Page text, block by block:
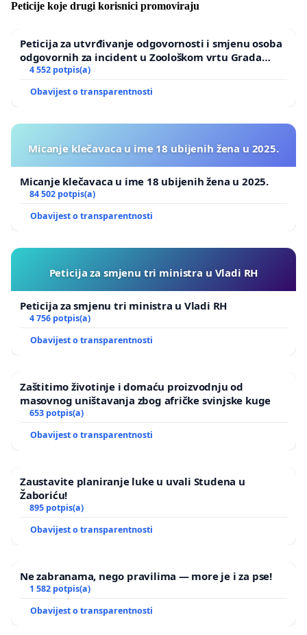
Peticije koje drugi korisnici promoviraju
Peticija za utvrđivanje odgovornosti i smjenu osoba
odgovornih za incident u Zoološkom vrtu Grada
Zagreba
4 552 potpis(a)
Obavijest o transparentnosti
Micanje klečavaca u ime 18 ubijenih žena u 2025.
Micanje klečavaca u ime 18 ubijenih žena u 2025.
84 502 potpis(a)
Obavijest o transparentnosti
Peticija za smjenu tri ministra u Vladi RH
Peticija za smjenu tri ministra u Vladi RH
4 756 potpis(a)
Obavijest o transparentnosti
Zaštitimo životinje i domaću proizvodnju od
masovnog uništavanja zbog afričke svinjske kuge
653 potpis(a)
Obavijest o transparentnosti
Zaustavite planiranje luke u uvali Studena u
Žaboriću!
895 potpis(a)
Obavijest o transparentnosti
Ne zabranama, nego pravilima — more je i za pse!
1 582 potpis(a)
Obavijest o transparentnosti